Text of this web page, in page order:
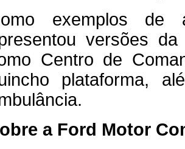
exemplos de
versões
Centro de
plataforma,
a Ford Motor